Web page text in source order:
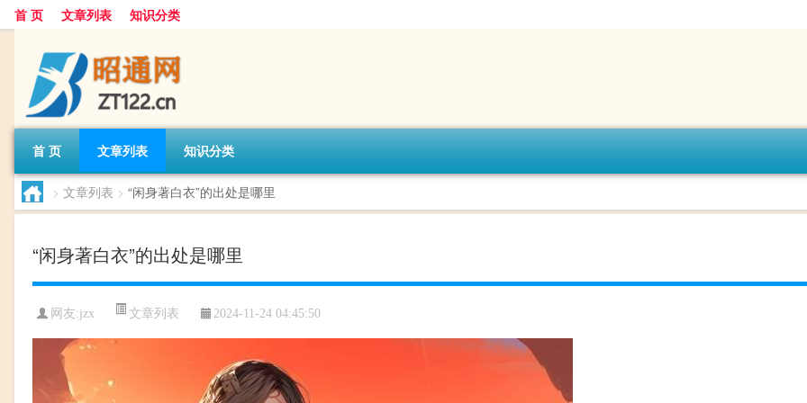
首 页 文章列表 知识分类
首 页 文章列表 知识分类
> 文章列表 > “闲身著白衣”的出处是哪里
“闲身著白衣”的出处是哪里
网友:jzx 文章列表 2024-11-24 04:45:50